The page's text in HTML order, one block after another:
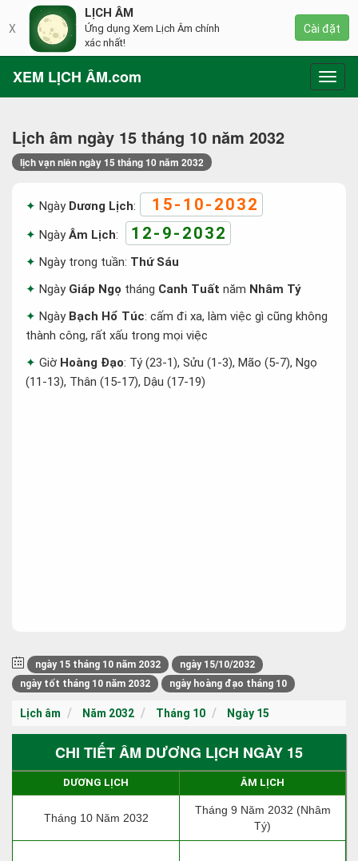
XEM LỊCH ÂM.com
Lịch âm ngày 15 tháng 10 năm 2032
lịch vạn niên ngày 15 tháng 10 năm 2032
Ngày Dương Lịch: 15-10-2032
NgàyÂm Lịch: 12-9-2032
Ngày trong tuần: Thứ Sáu
Ngày Giáp Ngọ tháng Canh Tuất năm Nhâm Tý
Ngày Bạch Hổ Túc: cấm đi xa, làm việc gì cũng không
thành công, rất xấu trong mọi việc
Giờ Hoàng Đạo: Tý (23-1), Sửu (1-3), Mão (5-7), Ngọ
(11-13), Thân (15-17), Dậu (17-19)
ngày 15 tháng 10 năm 2032
ngày 15/10/2032
ngày tốt tháng 10 năm 2032
ngày hoàng đạo tháng 10
Lịch âm Năm 2032 Tháng 10 Ngày 15
CHI TIẾT ÂM DƯƠNG LỊCH NGÀY 15
DƯƠNG LỊCH ÂM LỊCH
Tháng 10 Năm 2032
Tháng 9 Năm 2032 (Nhâm
Tý)
X
LỊCH ÂM
Ứng dụng Xem Lịch Âm chính
xác nhất!
Cài đặt